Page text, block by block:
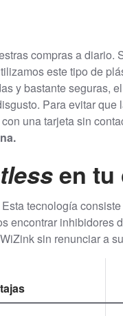
compras a diario.
este tipo de
y bastante seguras,
Para evitar que
una tarjeta sin
en tu
tecnología
encontrar inhibidores
sin renunciar a